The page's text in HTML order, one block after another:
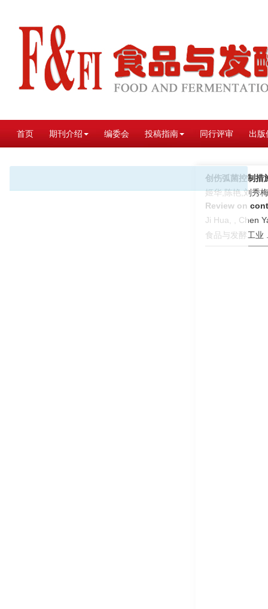
首页 期刊介绍 编委会 投稿指南 同行评审 出版
创伤弧菌控制措
姬华,陈艳,刘秀
Review on
Ji Hua, , Chen
食品与发酵工业